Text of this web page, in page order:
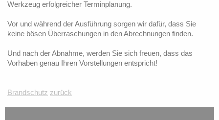
Werkzeug erfolgreicher Terminplanung.
Vor und während der Ausführung sorgen wir dafür, dass Sie
keine bösen Überraschungen in den Abrechnungen finden.
Und nach der Abnahme, werden Sie sich freuen, dass das
Vorhaben genau Ihren Vorstellungen entspricht!
Brandschutz zurück